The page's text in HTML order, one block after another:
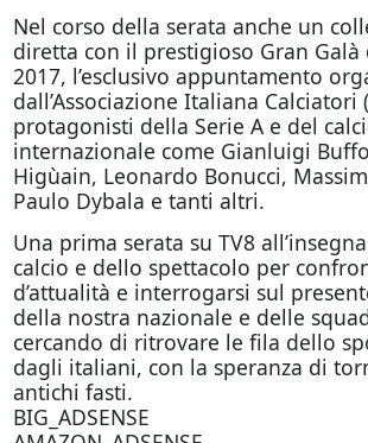
Nel corso della serata anche un
diretta con il prestigioso Gran Galà
2017, l’esclusivo appuntamento
dall’Associazione Italiana Calciatori
protagonisti della Serie A e del
internazionale come Gianluigi
Higùain, Leonardo Bonucci,
Paulo Dybala e tanti altri.
Una prima serata su TV8
calcio e dello spettacolo per
d’attualità e interrogarsi sul
della nostra nazionale e delle
cercando di ritrovare le fila dello
dagli italiani, con la speranza di
antichi fasti.
BIG_ADSENSE